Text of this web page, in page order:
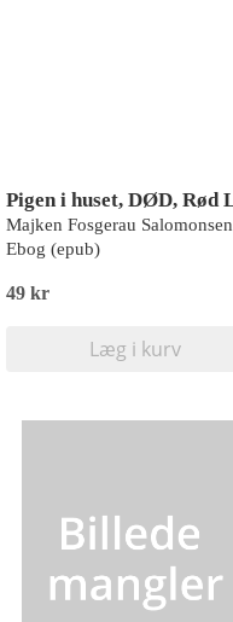
Majken Fosgerau Salomonsen
Ebog (epub)
49 kr
Læg i kurv